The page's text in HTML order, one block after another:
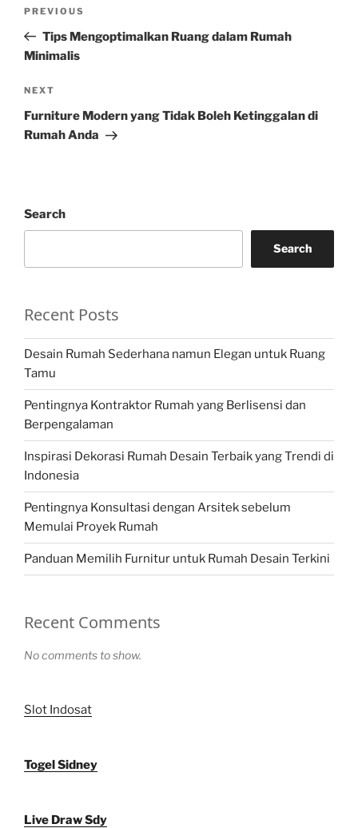
Previous
Post
PREVIOUS
Tips Mengoptimalkan Ruang dalam Rumah
Minimalis
Next
Post
NEXT
Furniture Modern yang Tidak Boleh Ketinggalan di
Rumah Anda
Search
Search
Recent Posts
Desain Rumah Sederhana namun Elegan untuk Ruang
Tamu
Pentingnya Kontraktor Rumah yang Berlisensi dan
Berpengalaman
Inspirasi Dekorasi Rumah Desain Terbaik yang Trendi di
Indonesia
Pentingnya Konsultasi dengan Arsitek sebelum
Memulai Proyek Rumah
Panduan Memilih Furnitur untuk Rumah Desain Terkini
Recent Comments
No comments to show.
Slot Indosat
Togel Sidney
Live Draw Sdy